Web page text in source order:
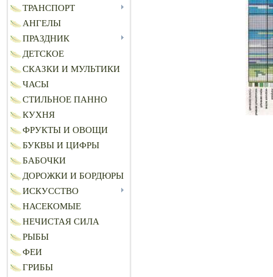
ТРАНСПОРТ
АНГЕЛЫ
ПРАЗДНИК
ДЕТСКОЕ
СКАЗКИ И МУЛЬТИКИ
ЧАСЫ
СТИЛЬНОЕ ПАННО
КУХНЯ
ФРУКТЫ И ОВОЩИ
БУКВЫ И ЦИФРЫ
БАБОЧКИ
ДОРОЖКИ И БОРДЮРЫ
ИСКУССТВО
НАСЕКОМЫЕ
НЕЧИСТАЯ СИЛА
РЫБЫ
ФЕИ
ГРИБЫ